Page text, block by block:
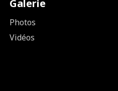
Galerie
Photos
Vidéos